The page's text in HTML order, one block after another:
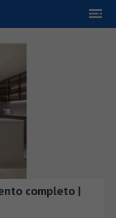
completo |